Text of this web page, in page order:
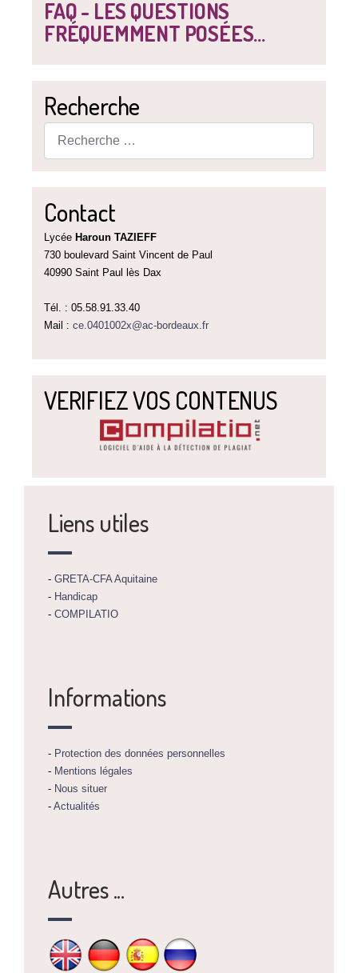
FAQ - LES QUESTIONS
FRÉQUEMMENT POSÉES...
Recherche
Contact
Lycée Haroun TAZIEFF
730 boulevard Saint Vincent de Paul
40990 Saint Paul lès Dax
Tél. : 05.58.91.33.40
Mail : ce.0401002x@ac-bordeaux.fr
VERIFIEZ VOS CONTENUS
Liens utiles
- GRETA-CFA Aquitaine
- Handicap
- COMPILATIO
Informations
- Protection des données personnelles
- Mentions légales
- Nous situer
- Actualités
Autres ...